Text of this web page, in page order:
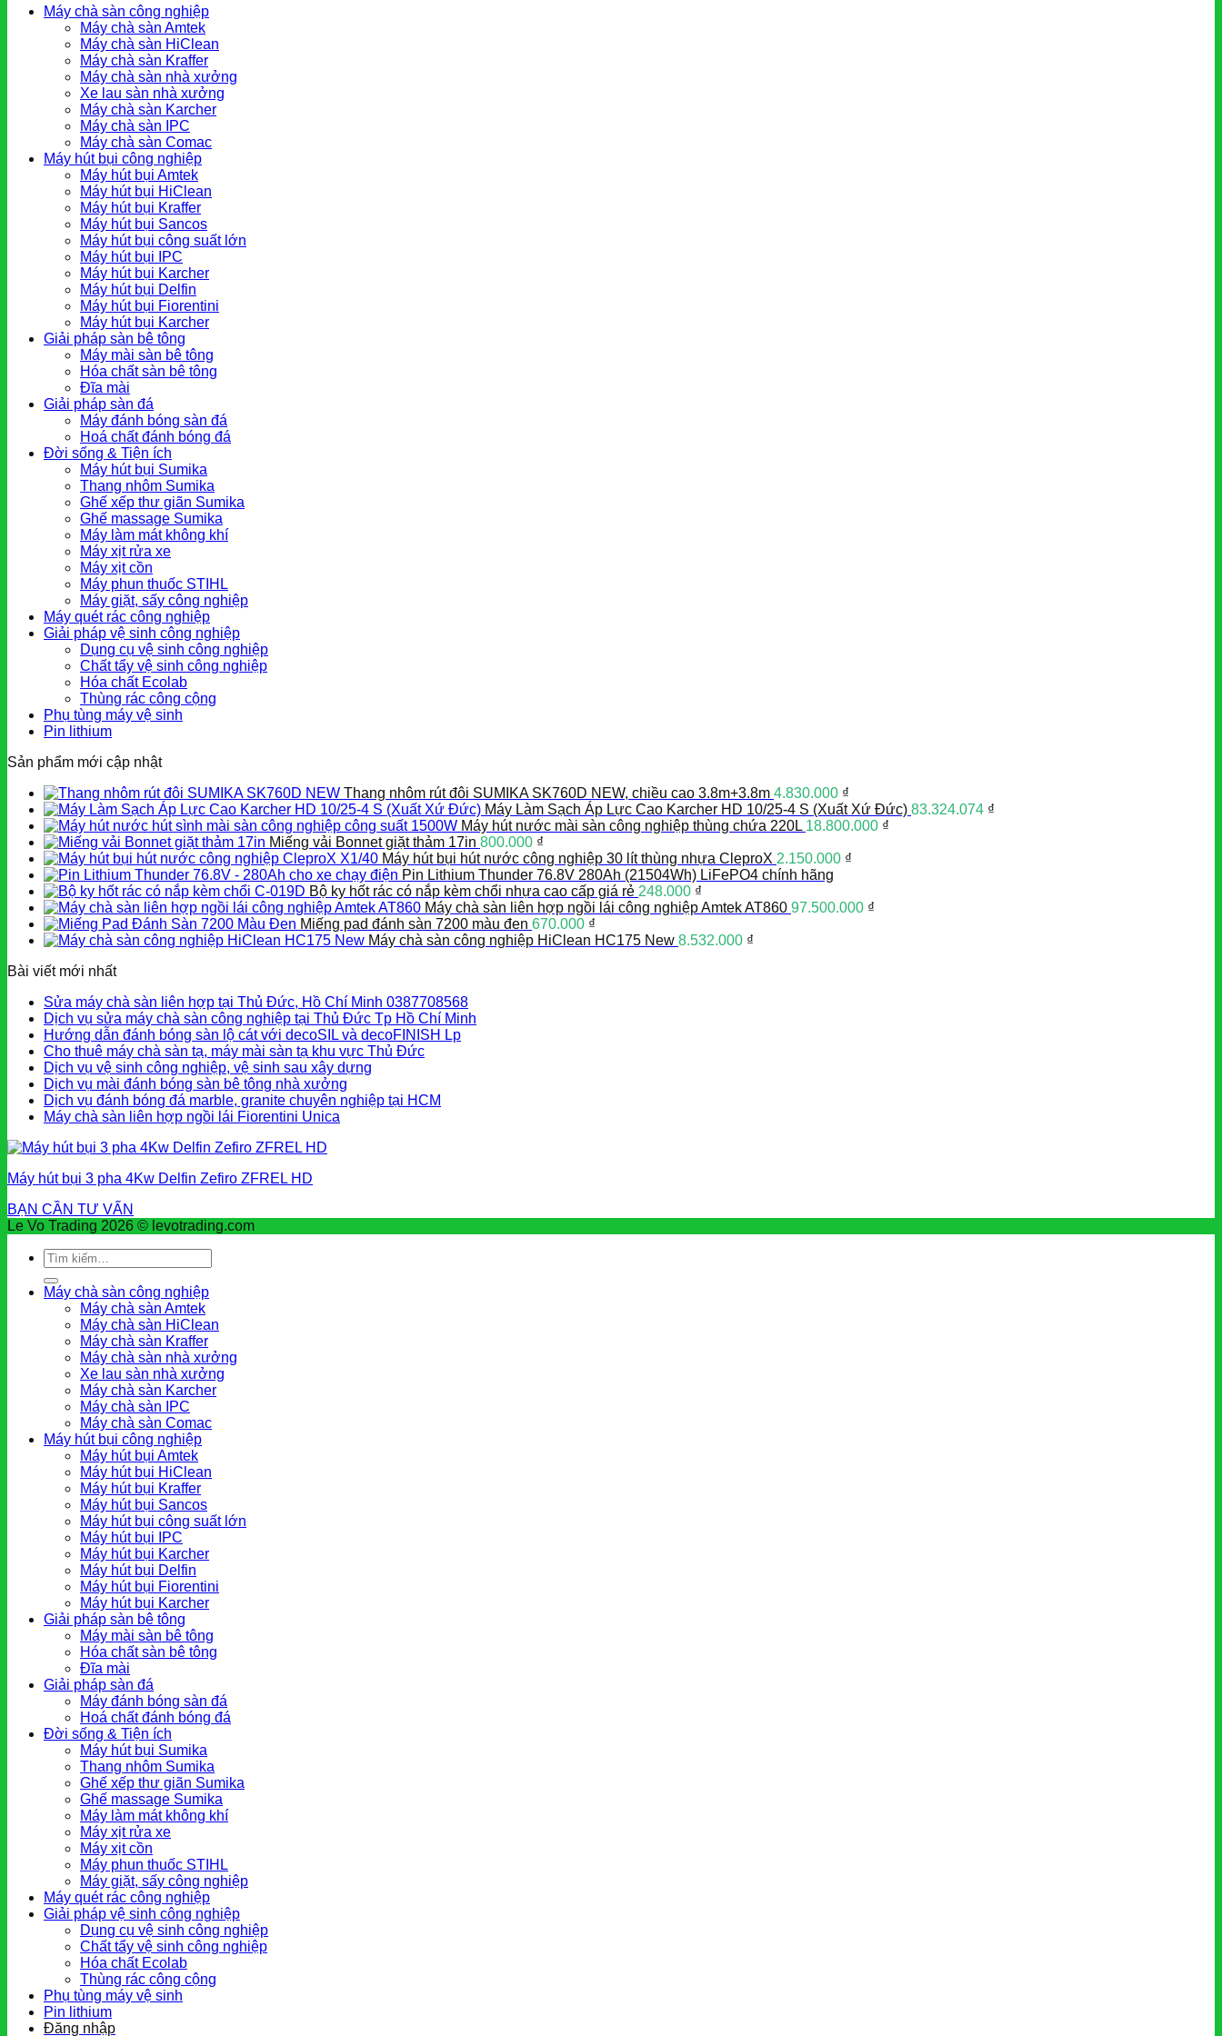
Máy chà sàn công nghiệp
Máy chà sàn Amtek
Máy chà sàn HiClean
Máy chà sàn Kraffer
Máy chà sàn nhà xưởng
Xe lau sàn nhà xưởng
Máy chà sàn Karcher
Máy chà sàn IPC
Máy chà sàn Comac
Máy hút bụi công nghiệp
Máy hút bụi Amtek
Máy hút bụi HiClean
Máy hút bụi Kraffer
Máy hút bụi Sancos
Máy hút bụi công suất lớn
Máy hút bụi IPC
Máy hút bụi Karcher
Máy hút bụi Delfin
Máy hút bụi Fiorentini
Máy hút bụi Karcher
Giải pháp sàn bê tông
Máy mài sàn bê tông
Hóa chất sàn bê tông
Đĩa mài
Giải pháp sàn đá
Máy đánh bóng sàn đá
Hoá chất đánh bóng đá
Đời sống & Tiện ích
Máy hút bụi Sumika
Thang nhôm Sumika
Ghế xếp thư giãn Sumika
Ghế massage Sumika
Máy làm mát không khí
Máy xịt rửa xe
Máy xịt cồn
Máy phun thuốc STIHL
Máy giặt, sấy công nghiệp
Máy quét rác công nghiệp
Giải pháp vệ sinh công nghiệp
Dụng cụ vệ sinh công nghiệp
Chất tẩy vệ sinh công nghiệp
Hóa chất Ecolab
Thùng rác công cộng
Phụ tùng máy vệ sinh
Pin lithium
Sản phẩm mới cập nhật
Thang nhôm rút đôi SUMIKA SK760D NEW, chiều cao 3.8m+3.8m 4.830.000 ₫
Máy Làm Sạch Áp Lực Cao Karcher HD 10/25-4 S (Xuất Xứ Đức) 83.324.074 ₫
Máy hút nước mài sàn công nghiệp thùng chứa 220L 18.800.000 ₫
Miếng vải Bonnet giặt thảm 17in 800.000 ₫
Máy hút bụi hút nước công nghiệp 30 lít thùng nhựa CleproX 2.150.000 ₫
Pin Lithium Thunder 76.8V 280Ah (21504Wh) LiFePO4 chính hãng
Bộ ky hốt rác có nắp kèm chổi nhựa cao cấp giá rẻ 248.000 ₫
Máy chà sàn liên hợp ngồi lái công nghiệp Amtek AT860 97.500.000 ₫
Miếng pad đánh sàn 7200 màu đen 670.000 ₫
Máy chà sàn công nghiệp HiClean HC175 New 8.532.000 ₫
Bài viết mới nhất
Sửa máy chà sàn liên hợp tại Thủ Đức, Hồ Chí Minh 0387708568
Dịch vụ sửa máy chà sàn công nghiệp tại Thủ Đức Tp Hồ Chí Minh
Hướng dẫn đánh bóng sàn lộ cát với decoSIL và decoFINISH Lp
Cho thuê máy chà sàn tạ, máy mài sàn tạ khu vực Thủ Đức
Dịch vụ vệ sinh công nghiệp, vệ sinh sau xây dựng
Dịch vụ mài đánh bóng sàn bê tông nhà xưởng
Dịch vụ đánh bóng đá marble, granite chuyên nghiệp tại HCM
Máy chà sàn liên hợp ngồi lái Fiorentini Unica
Máy hút bụi 3 pha 4Kw Delfin Zefiro ZFREL HD
BẠN CẦN TƯ VẤN
Le Vo Trading 2026 © levotrading.com
Tìm
kiếm:
Máy chà sàn công nghiệp
Máy chà sàn Amtek
Máy chà sàn HiClean
Máy chà sàn Kraffer
Máy chà sàn nhà xưởng
Xe lau sàn nhà xưởng
Máy chà sàn Karcher
Máy chà sàn IPC
Máy chà sàn Comac
Máy hút bụi công nghiệp
Máy hút bụi Amtek
Máy hút bụi HiClean
Máy hút bụi Kraffer
Máy hút bụi Sancos
Máy hút bụi công suất lớn
Máy hút bụi IPC
Máy hút bụi Karcher
Máy hút bụi Delfin
Máy hút bụi Fiorentini
Máy hút bụi Karcher
Giải pháp sàn bê tông
Máy mài sàn bê tông
Hóa chất sàn bê tông
Đĩa mài
Giải pháp sàn đá
Máy đánh bóng sàn đá
Hoá chất đánh bóng đá
Đời sống & Tiện ích
Máy hút bụi Sumika
Thang nhôm Sumika
Ghế xếp thư giãn Sumika
Ghế massage Sumika
Máy làm mát không khí
Máy xịt rửa xe
Máy xịt cồn
Máy phun thuốc STIHL
Máy giặt, sấy công nghiệp
Máy quét rác công nghiệp
Giải pháp vệ sinh công nghiệp
Dụng cụ vệ sinh công nghiệp
Chất tẩy vệ sinh công nghiệp
Hóa chất Ecolab
Thùng rác công cộng
Phụ tùng máy vệ sinh
Pin lithium
Đăng nhập